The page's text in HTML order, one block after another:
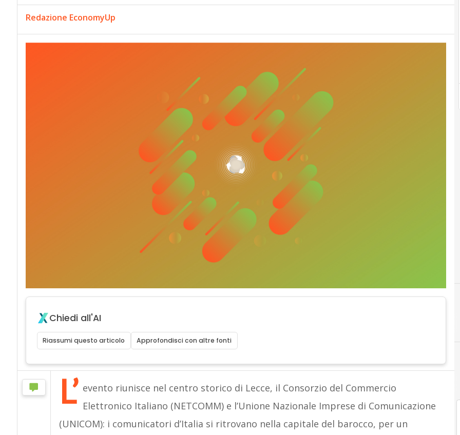
Redazione EconomyUp
Chiedi all'AI
Riassumi questo articolo Approfondisci con altre fonti
L’ evento riunisce nel centro storico di Lecce, il Consorzio del Commercio
Elettronico Italiano (NETCOMM) e l’Unione Nazionale Imprese di Comunicazione
(UNICOM): i comunicatori d’Italia si ritrovano nella capitale del barocco, per un